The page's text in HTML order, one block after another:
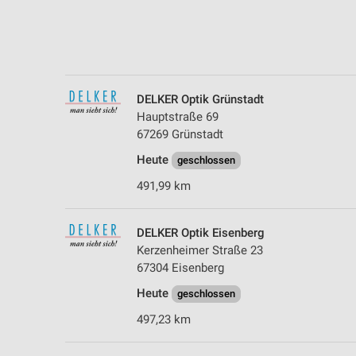
DELKER Optik Grünstadt
Hauptstraße 69
67269 Grünstadt
Heute
geschlossen
491,99 km
DELKER Optik Eisenberg
Kerzenheimer Straße 23
67304 Eisenberg
Heute
geschlossen
497,23 km
Entwicklung und Verbesserung der Angebote
Verwendung reduzierter Daten zur Auswahl von Inhalten
Verwendung genauer Standortdaten
Nicht-IAB-Verarbeitungszwecke: